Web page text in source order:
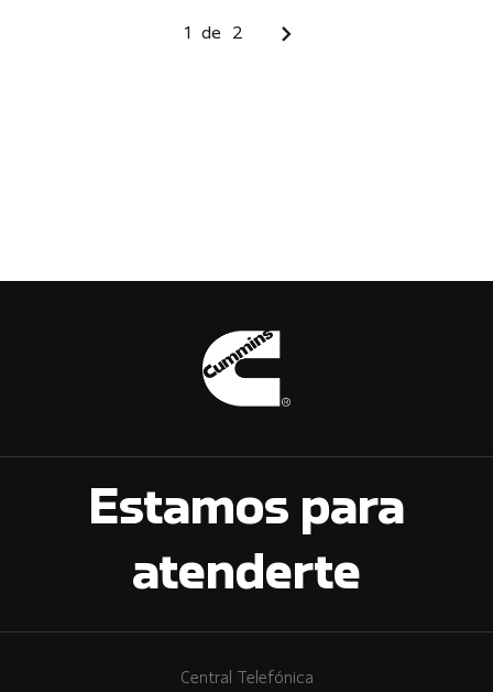
1 de 2
Estamos para
atenderte
Central Telefónica